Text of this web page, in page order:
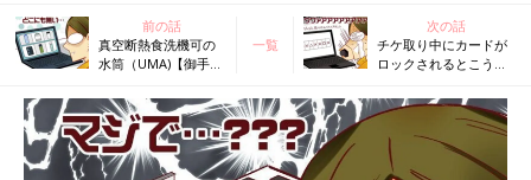
前の話
真空断熱食洗機可の
水筒（UMA)【御手洗
＃162】
一覧
次の話
チケ取り中にカードが
ロックされるとこうな
ダム日記 ＃164】